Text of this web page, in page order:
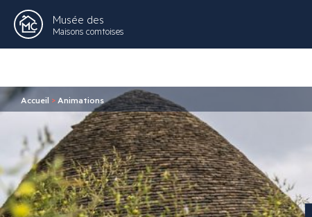
Musée des
Maisons comtoises
Accueil > Animations